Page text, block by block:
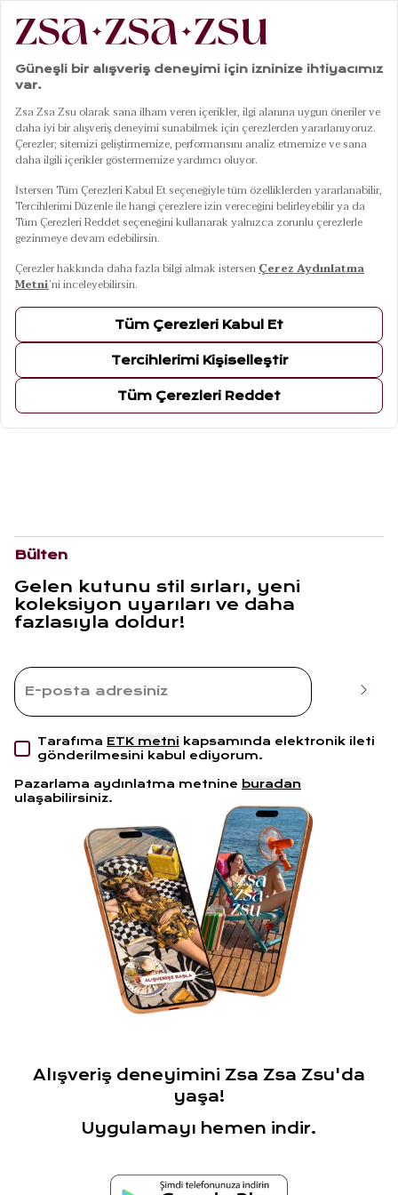
Anasayfa|Sofra & Mutfak|Kaseler|Porselen Kase|Gediz Porselen Kase 15 Cm Renkli
Gediz Porselen Kase 15 Cm Renkli
ÜRÜN BİLGİLERİ
TESLİMAT VE İADE
TAKSİT SEÇENEKLERİ
MAĞAZADA BUL
ÜRÜN YORUMLARI
Bülten
Gelen kutunu stil sırları, yeni
koleksiyon uyarıları ve daha
fazlasıyla doldur!
Tarafıma ETK metni kapsamında elektronik ileti
gönderilmesini kabul ediyorum.
Pazarlama aydınlatma metnine buradan
ulaşabilirsiniz.
Alışveriş deneyimini Zsa Zsa Zsu'da
yaşa!
Uygulamayı hemen indir.